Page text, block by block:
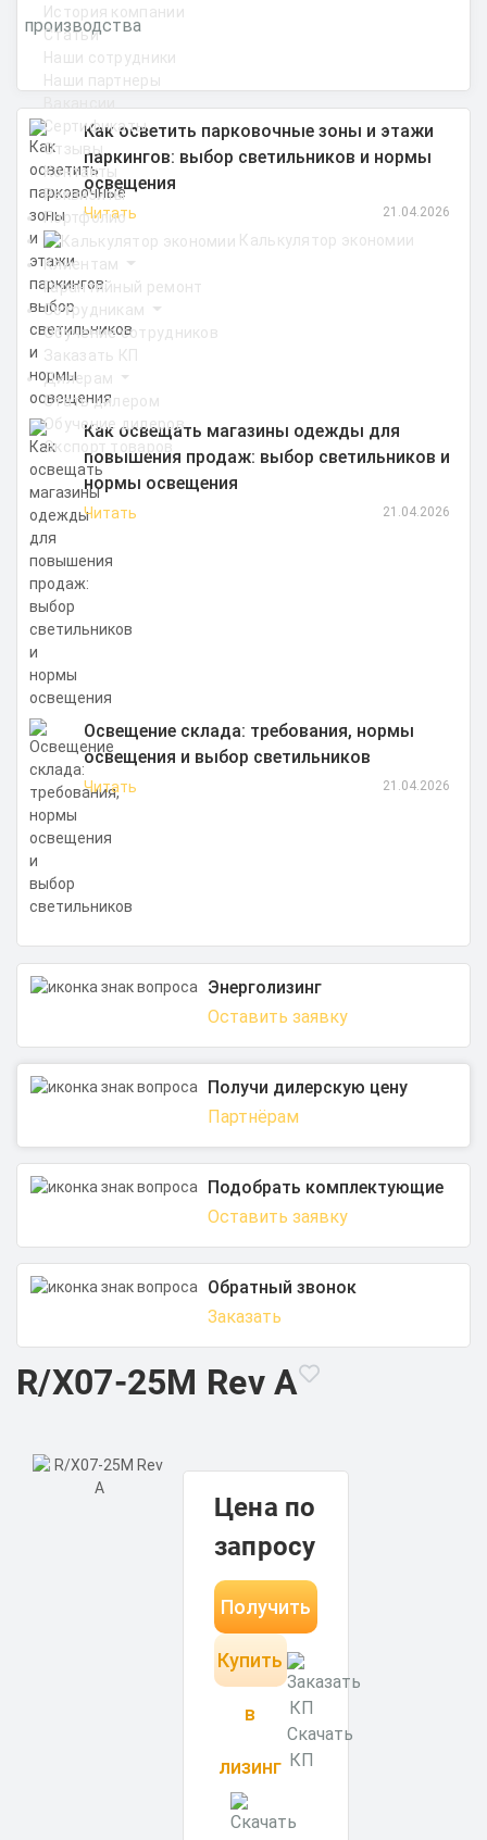
История компании
Статьи
Наши сотрудники
Наши партнеры
Сертификаты
Отзывы
Контакты
Реквизиты
Портфолио
Калькулятор экономии
Клиентам
Гарантийный ремонт
Сотрудникам
Обучение сотрудников
Заказать КП
Дилерам
Стать дилером
Обучение дилеров
Экспорт товаров
Как осветить парковочные зоны и этажи
паркингов: выбор светильников и нормы
освещения
Читать 21.04.2026
Как освещать магазины одежды для
повышения продаж: выбор светильников и
нормы освещения
Читать 21.04.2026
Освещение склада: требования, нормы
освещения и выбор светильников
Читать 21.04.2026
Энерголизинг
Оставить заявку
Получи дилерскую цену
Партнёрам
Подобрать комплектующие
Оставить заявку
Обратный звонок
Заказать
R/X07-25M Rev A
Цена по
запросу
Получить
КП за 15
минут
Купить
в
лизинг
Скачать
КП